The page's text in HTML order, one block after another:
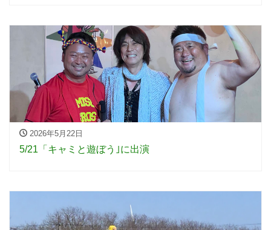
2026年5月22日
5/21「キャミと遊ぼう｣に出演